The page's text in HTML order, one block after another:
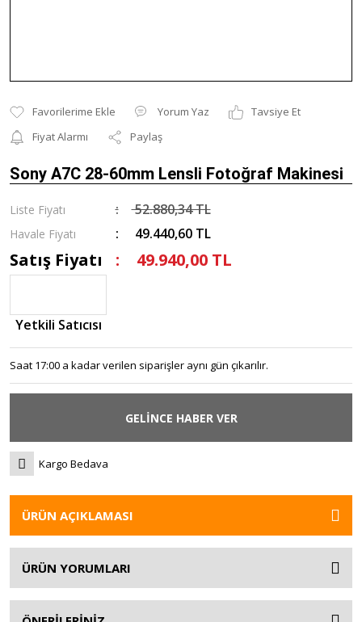
Yorum Yaz
Tavsiye Et
Fiyat Alarmı
Paylaş
Sony A7C 28-60mm Lensli Fotoğraf Makinesi
Liste Fiyatı 52.880,34 TL
Havale Fiyatı 49.440,60 TL
Satış Fiyatı 49.940,00 TL
Yetkili Satıcısı
Saat 17:00 a kadar verilen siparişler aynı gün çıkarılır.
GELİNCE HABER VER
Kargo Bedava
ÜRÜN AÇIKLAMASI
ÜRÜN YORUMLARI